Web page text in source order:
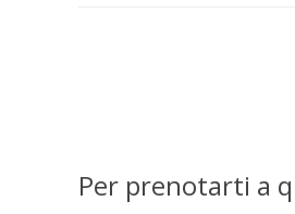
Per prenotarti a